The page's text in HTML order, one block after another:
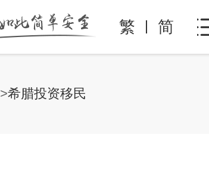
繁 简
希腊投资移民